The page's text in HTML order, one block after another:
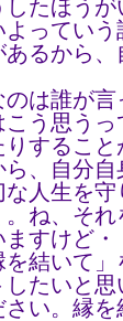
たほう
ってい
あるから
は誰が
う思う
するこ
、自分
人生を
。ね、そ
すけど・
結いて
たいと思
い。縁